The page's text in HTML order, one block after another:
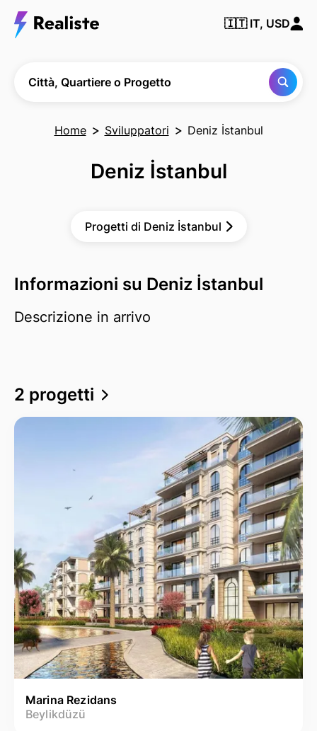
🇮🇹 IT, USD
Città, Quartiere o Progetto
Home Sviluppatori Deniz İstanbul
Deniz İstanbul
Progetti di Deniz İstanbul
Informazioni su Deniz İstanbul
Descrizione in arrivo
2 progetti
Marina Rezidans
Beylikdüzü